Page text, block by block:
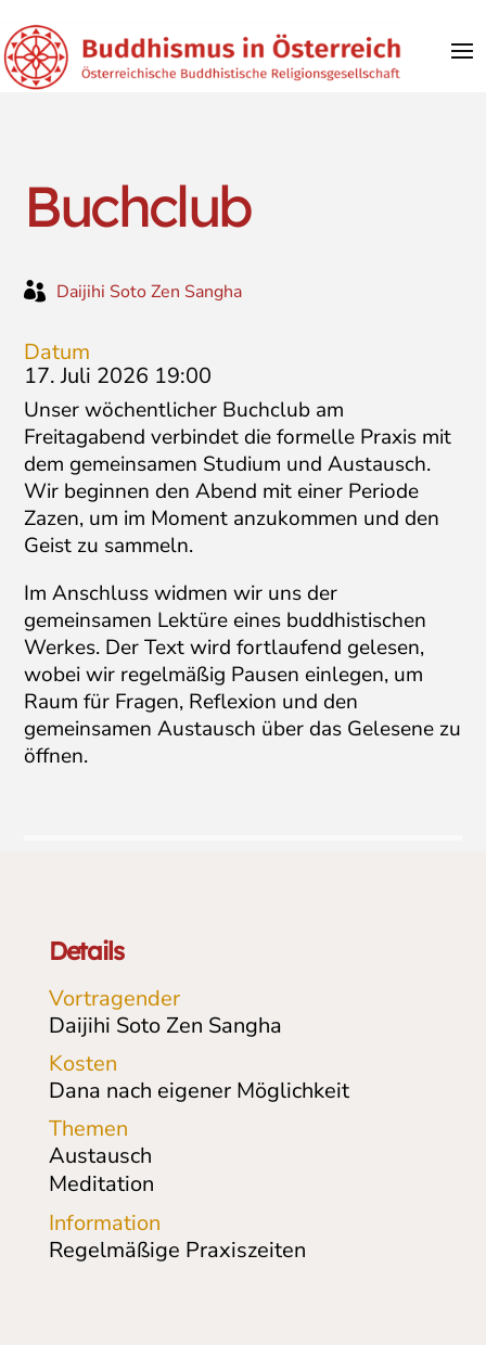
Buchclub
 Daijihi Soto Zen Sangha
Datum
17. Juli 2026 19:00
Unser wöchentlicher Buchclub am
Freitagabend verbindet die formelle Praxis mit
dem gemeinsamen Studium und Austausch.
Wir beginnen den Abend mit einer Periode
Zazen, um im Moment anzukommen und den
Geist zu sammeln.
Im Anschluss widmen wir uns der
gemeinsamen Lektüre eines buddhistischen
Werkes. Der Text wird fortlaufend gelesen,
wobei wir regelmäßig Pausen einlegen, um
Raum für Fragen, Reflexion und den
gemeinsamen Austausch über das Gelesene zu
öffnen.
Details
Vortragender
Daijihi Soto Zen Sangha
Kosten
Dana nach eigener Möglichkeit
Themen
Austausch
Meditation
Information
Regelmäßige Praxiszeiten